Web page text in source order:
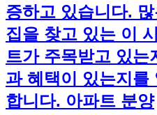
증하고 있습니다.
집을 찾고 있는 이
트가 주목받고 있는
과 혜택이 있는지를
합니다. 아파트 분양